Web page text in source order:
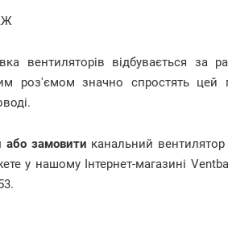
вентиляторів відбувається за
роз'ємом значно спростять цей
або замовити канальний
у нашому Інтернет-магазині